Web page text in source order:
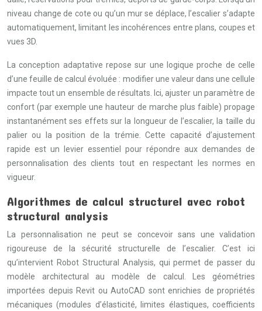
niveau change de cote ou qu’un mur se déplace, l’escalier s’adapte
automatiquement, limitant les incohérences entre plans, coupes et
vues 3D.
La conception adaptative repose sur une logique proche de celle
d’une feuille de calcul évoluée : modifier une valeur dans une cellule
impacte tout un ensemble de résultats. Ici, ajuster un paramètre de
confort (par exemple une hauteur de marche plus faible) propage
instantanément ses effets sur la longueur de l’escalier, la taille du
palier ou la position de la trémie. Cette capacité d’ajustement
rapide est un levier essentiel pour répondre aux demandes de
personnalisation des clients tout en respectant les normes en
vigueur.
Algorithmes de calcul structurel avec robot
structural analysis
La personnalisation ne peut se concevoir sans une validation
rigoureuse de la sécurité structurelle de l’escalier. C’est ici
qu’intervient Robot Structural Analysis, qui permet de passer du
modèle architectural au modèle de calcul. Les géométries
importées depuis Revit ou AutoCAD sont enrichies de propriétés
mécaniques (modules d’élasticité, limites élastiques, coefficients